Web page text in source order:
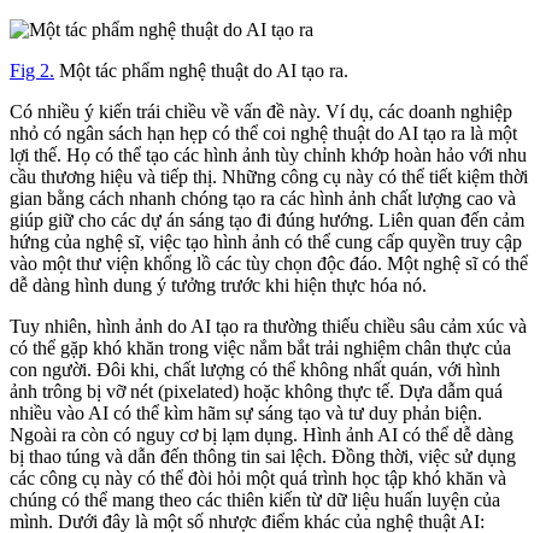
Fig 2. Một tác phẩm nghệ thuật do AI tạo ra.
Có nhiều ý kiến trái chiều về vấn đề này. Ví dụ, các doanh nghiệp
nhỏ có ngân sách hạn hẹp có thể coi nghệ thuật do AI tạo ra là một
lợi thế. Họ có thể tạo các hình ảnh tùy chỉnh khớp hoàn hảo với nhu
cầu thương hiệu và tiếp thị. Những công cụ này có thể tiết kiệm thời
gian bằng cách nhanh chóng tạo ra các hình ảnh chất lượng cao và
giúp giữ cho các dự án sáng tạo đi đúng hướng. Liên quan đến cảm
hứng của nghệ sĩ, việc tạo hình ảnh có thể cung cấp quyền truy cập
vào một thư viện khổng lồ các tùy chọn độc đáo. Một nghệ sĩ có thể
dễ dàng hình dung ý tưởng trước khi hiện thực hóa nó.
Tuy nhiên, hình ảnh do AI tạo ra thường thiếu chiều sâu cảm xúc và
có thể gặp khó khăn trong việc nắm bắt trải nghiệm chân thực của
con người. Đôi khi, chất lượng có thể không nhất quán, với hình
ảnh trông bị vỡ nét (pixelated) hoặc không thực tế. Dựa dẫm quá
nhiều vào AI có thể kìm hãm sự sáng tạo và tư duy phản biện.
Ngoài ra còn có nguy cơ bị lạm dụng. Hình ảnh AI có thể dễ dàng
bị thao túng và dẫn đến thông tin sai lệch. Đồng thời, việc sử dụng
các công cụ này có thể đòi hỏi một quá trình học tập khó khăn và
chúng có thể mang theo các thiên kiến từ dữ liệu huấn luyện của
mình. Dưới đây là một số nhược điểm khác của nghệ thuật AI: